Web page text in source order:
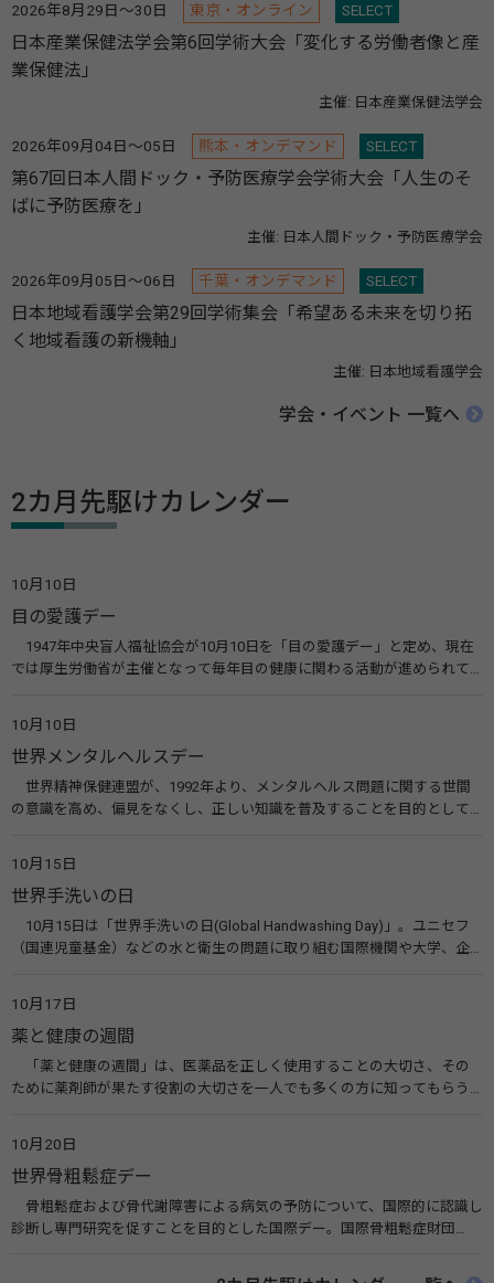
2026年8月29日～30日 東京・オンライン SELECT
日本産業保健法学会第6回学術大会「変化する労働者像と産
業保健法」
主催: 日本産業保健法学会
2026年09月04日～05日 熊本・オンデマンド SELECT
第67回日本人間ドック・予防医療学会学術大会「人生のそ
ばに予防医療を」
主催: 日本人間ドック・予防医療学会
2026年09月05日～06日 千葉・オンデマンド SELECT
日本地域看護学会第29回学術集会「希望ある未来を切り拓
く地域看護の新機軸」
主催: 日本地域看護学会
学会・イベント 一覧へ
2カ月先駆けカレンダー
10月10日
目の愛護デー
1947年中央盲人福祉協会が10月10日を「目の愛護デー」と定め、現在
では厚生労働省が主催となって毎年目の健康に関わる活動が進められて
会）
10月10日
世界メンタルヘルスデー
世界精神保健連盟が、1992年より、メンタルヘルス問題に関する世間
の意識を高め、偏見をなくし、正しい知識を普及することを目的として、
す。 関連リンク 世界メンタルヘルスデー（厚生労働省） 働く人のメンタ
ルヘルス・ポータルサイト「こころの耳」（厚生労働省）
10月15日
世界手洗いの日
10月15日は「世界手洗いの日(Global Handwashing Day)」。ユニセフ
（国連児童基金）などの水と衛生の問題に取り組む国際機関や大学、企
10月17日
薬と健康の週間
「薬と健康の週間」は、医薬品を正しく使用することの大切さ、その
ために薬剤師が果たす役割の大切さを一人でも多くの方に知ってもらう
伝えたい！薬との付き合い方」（保健指導リソースガイド）
10月20日
世界骨粗鬆症デー
骨粗鬆症および骨代謝障害による病気の予防について、国際的に認識し
診断し専門研究を促すことを目的とした国際デー。国際骨粗鬆症財団